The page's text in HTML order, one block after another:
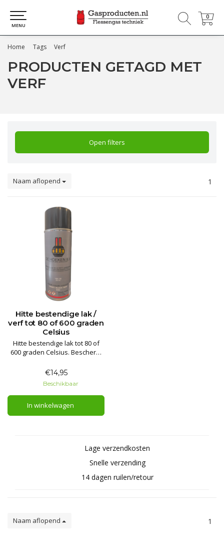
0
0
MENU
Home Tags Verf
PRODUCTEN GETAGD MET
VERF
Open filters
Naam aflopend 1
Hitte bestendige lak /
verf tot 80 of 600 graden
Celsius
Hitte bestendige lak tot 80 of
600 graden Celsius. Bescherm
haard netjes bij, tot wel 80 of
600 graden Celsius!
Levertijd indicatie: 0 – 2 dagen
€14,95
Beschikbaar
In winkelwagen
Lage verzendkosten
Snelle verzending
14 dagen ruilen/retour
Naam aflopend 1